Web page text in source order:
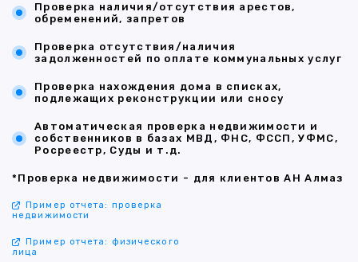
Проверка наличия/отсутствия арестов,
обременений, запретов
Проверка отсутствия/наличия
задолженностей по оплате коммунальных услуг
Проверка нахождения дома в списках,
подлежащих реконструкции или сносу
Автоматическая проверка недвижимости и
собственников в базах МВД, ФНС, ФССП, УФМС,
Росреестр, Суды и т.д.
*Проверка недвижимости - для клиентов АН Алмаз
Пример отчета: проверка
недвижимости
Пример отчета: физического
лица